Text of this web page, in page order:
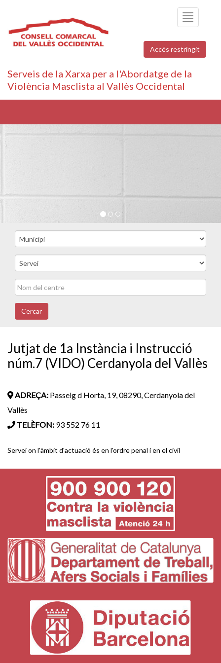
Toggle
navigation
Accés restringit
Serveis de la Xarxa per a l'Abordatge de la
Violència Masclista al Vallès Occidental
Cercar
Jutjat de 1a Instància i Instrucció
núm.7 (VIDO) Cerdanyola del Vallès
ADREÇA: Passeig d Horta, 19, 08290, Cerdanyola del
Vallès
TELÈFON: 93 552 76 11
Servei on l'àmbit d'actuació és en l'ordre penal i en el civil